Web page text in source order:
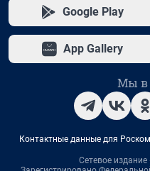
Google Play
App Gallery
Мы в
Контактные данные для
Сетевое